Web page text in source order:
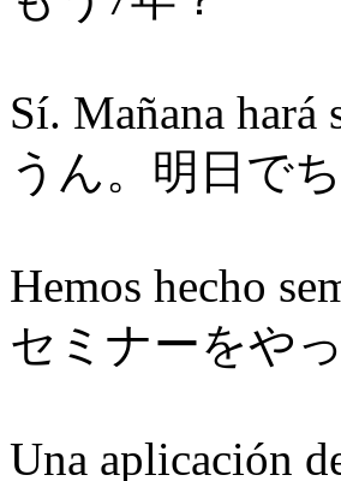
Sí. Mañana hará
うん。明日で
Hemos hecho
セミナーをや
Una aplicación